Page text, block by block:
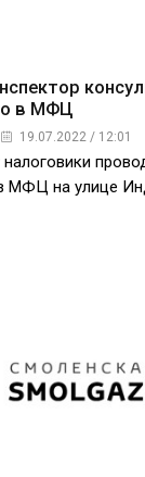
в МФЦ
19.07.2022 / 12:01
МФЦ на улице